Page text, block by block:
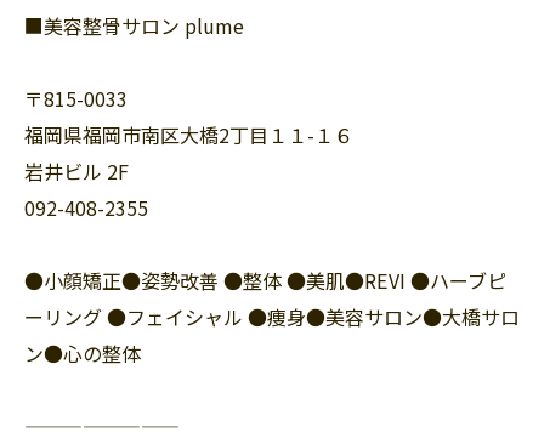
■美容整骨サロン plume
〒815-0033
福岡県福岡市南区大橋2丁目１１-１６
岩井ビル 2F
092-408-2355
●小顔矯正●姿勢改善 ●整体 ●美肌●REVI ●ハーブピ
ーリング ●フェイシャル ●痩身●美容サロン●大橋サロ
ン●心の整体
————————